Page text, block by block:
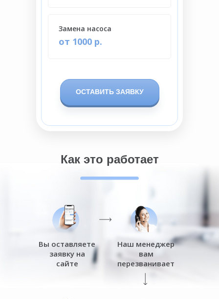
Как это работает
ОСТАВИТЬ ЗАЯВКУ
от 1000 р.
Замена насоса
Наш менеджер
вам
перезванивает
Вы оставляете
заявку на
сайте